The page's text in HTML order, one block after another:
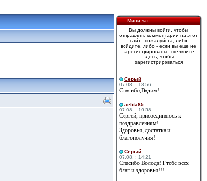
Мини-чат
Вы должны войти, чтобы
отправлять комментарии на этот
сайт - пожалуйста, либо
войдите, либо - если вы еще не
зарегистрированы - щелкните
здесь, чтобы
зарегистрироваться
Cерый
07.08. : 18:56
Спасибо,Вадим!
aelita85
07.08. : 16:58
Сергей, присоединяюсь к
поздравлениям!
Здоровья, достатка и
благополучия!
Cерый
07.08. : 14:21
Спасибо Володя!Т тебе всех
благ и здоровья!!!